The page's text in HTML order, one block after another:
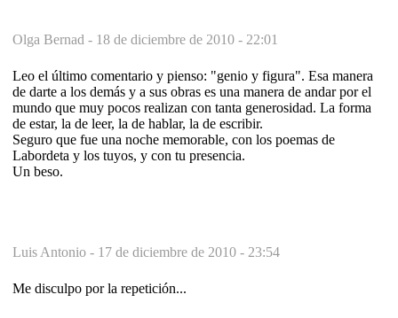
Olga Bernad - 18 de diciembre de 2010 - 22:01
Leo el último comentario y pienso: "genio y figura". Esa manera
de darte a los demás y a sus obras es una manera de andar por el
mundo que muy pocos realizan con tanta generosidad. La forma
de estar, la de leer, la de hablar, la de escribir.
Seguro que fue una noche memorable, con los poemas de
Labordeta y los tuyos, y con tu presencia.
Un beso.
Luis Antonio - 17 de diciembre de 2010 - 23:54
Me disculpo por la repetición...